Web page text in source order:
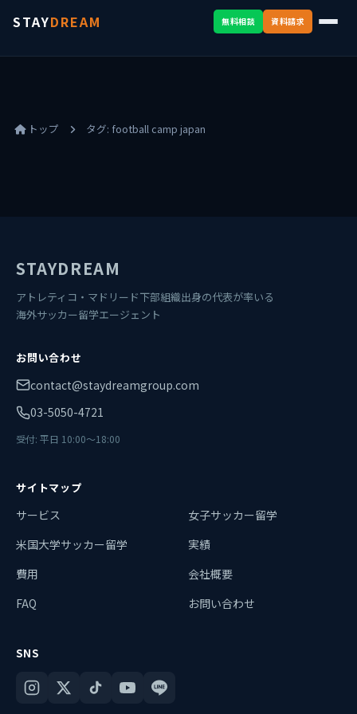
STAYDREAM 無料相談 資料請求
トップ タグ: football camp japan
STAYDREAM
アトレティコ・マドリード下部組織出身の代表が率いる
海外サッカー留学エージェント
お問い合わせ
contact@staydreamgroup.com
03-5050-4721
受付: 平日 10:00〜18:00
サイトマップ
サービス
女子サッカー留学
米国大学サッカー留学
実績
費用
会社概要
FAQ
お問い合わせ
SNS